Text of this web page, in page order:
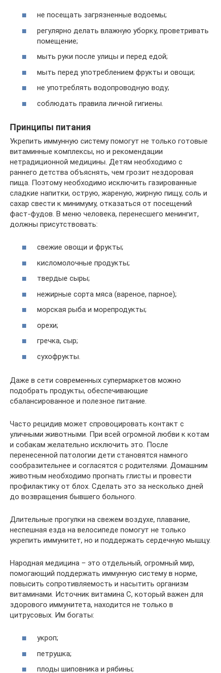
не посещать загрязненные водоемы;
регулярно делать влажную уборку, проветривать
помещение;
мыть руки после улицы и перед едой;
мыть перед употреблением фрукты и овощи;
не употреблять водопроводную воду;
соблюдать правила личной гигиены.
Принципы питания
Укрепить иммунную систему помогут не только готовые
витаминные комплексы, но и рекомендации
нетрадиционной медицины. Детям необходимо с
раннего детства объяснять, чем грозит нездоровая
пища. Поэтому необходимо исключить газированные
сладкие напитки, острую, жареную, жирную пищу, соль и
сахар свести к минимуму, отказаться от посещений
фаст-фудов. В меню человека, перенесшего менингит,
должны присутствовать:
свежие овощи и фрукты;
кисломолочные продукты;
твердые сыры;
нежирные сорта мяса (вареное, парное);
морская рыба и морепродукты;
орехи;
гречка, сыр;
сухофрукты.
Даже в сети современных супермаркетов можно
подобрать продукты, обеспечивающие
сбалансированное и полезное питание.
Часто рецидив может спровоцировать контакт с
уличными животными. При всей огромной любви к котам
и собакам желательно исключить это. После
перенесенной патологии дети становятся намного
сообразительнее и согласятся с родителями. Домашним
животным необходимо прогнать глисты и провести
профилактику от блох. Сделать это за несколько дней
до возвращения бывшего больного.
Длительные прогулки на свежем воздухе, плавание,
неспешная езда на велосипеде помогут не только
укрепить иммунитет, но и поддержать сердечную мышцу.
Народная медицина – это отдельный, огромный мир,
помогающий поддержать иммунную систему в норме,
повысить сопротивляемость и насытить организм
витаминами. Источник витамина С, который важен для
здорового иммунитета, находится не только в
цитрусовых. Им богаты:
укроп;
петрушка;
плоды шиповника и рябины;